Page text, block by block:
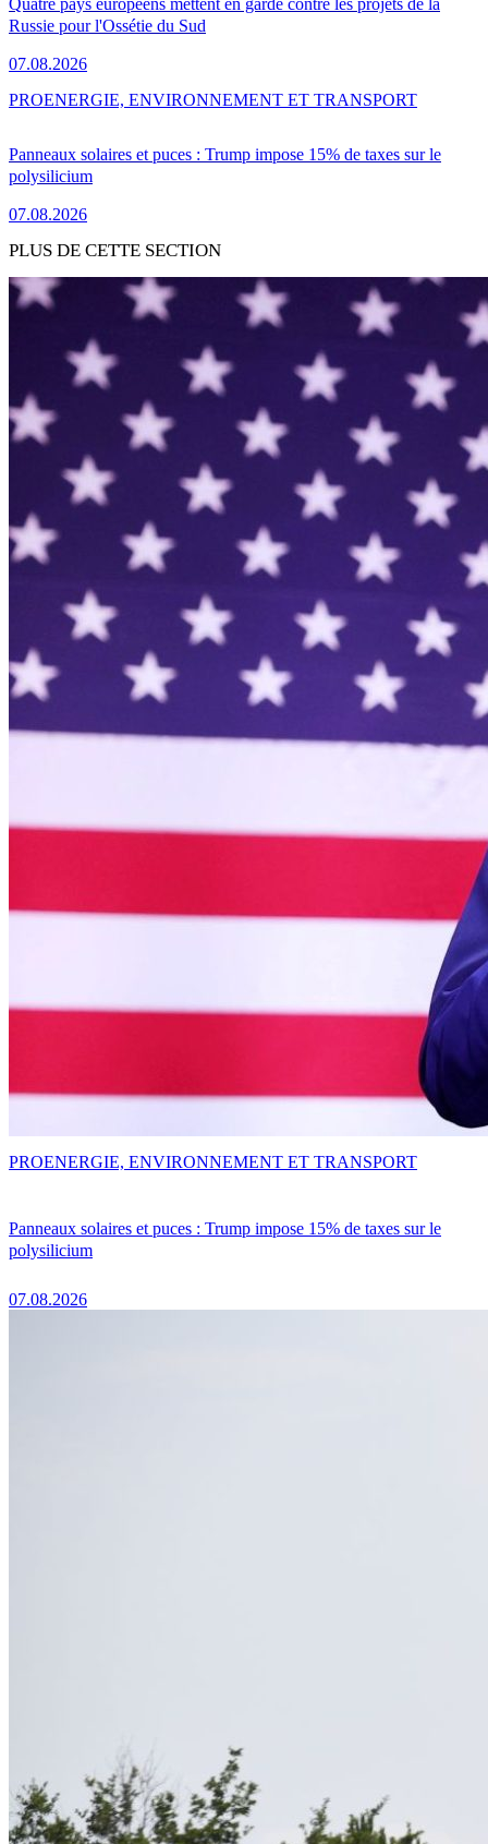
Russie pour l'Ossétie du Sud
07.08.2026
Panneaux solaires et puces : Trump impose 15% de taxes sur le
polysilicium
07.08.2026
PROENERGIE, ENVIRONNEMENT ET TRANSPORT
PLUS DE CETTE SECTION
Panneaux solaires et puces : Trump impose 15% de taxes sur le
polysilicium
07.08.2026
PROENERGIE, ENVIRONNEMENT ET TRANSPORT